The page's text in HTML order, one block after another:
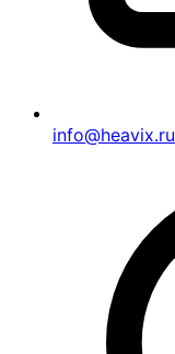
info@heavix.ru